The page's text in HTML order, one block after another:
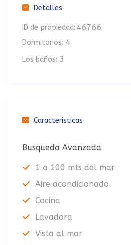
Detalles
ID de propiedad: 46766
Dormitorios: 4
Los baños: 3
Características
Busqueda Avanzada
1 a 100 mts del mar
Aire acondicionado
Cocina
Lavadora
Vista al mar